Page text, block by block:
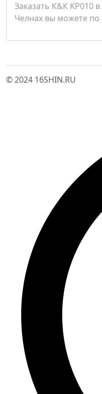
Заказать К&К KP010
Челнах вы можете по
© 2024 16SHIN.RU